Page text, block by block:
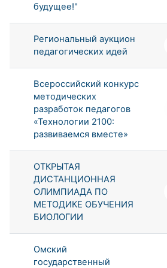
будущее!"
Региональный аукцион
педагогических идей
Всероссийский конкурс
методических
разработок педагогов
«Технологии 2100:
развиваемся вместе»
ОТКРЫТАЯ
ДИСТАНЦИОННАЯ
ОЛИМПИАДА ПО
МЕТОДИКЕ ОБУЧЕНИЯ
БИОЛОГИИ
Омский
государственный